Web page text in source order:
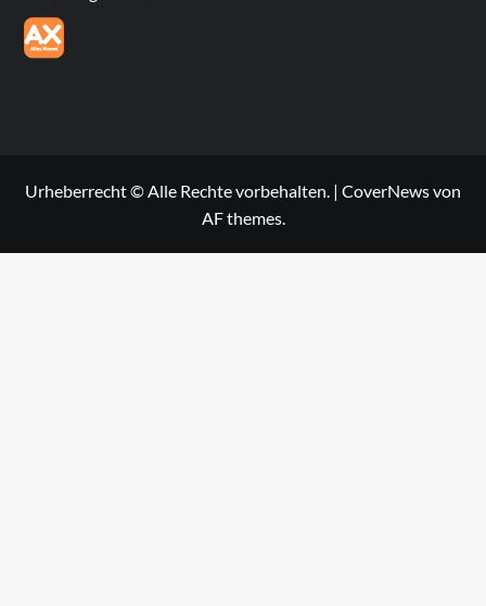
Urheberrecht © Alle Rechte vorbehalten. | CoverNewsvon
AF themes.